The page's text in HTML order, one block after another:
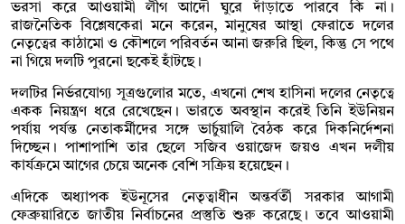
ভরসা করে আওয়ামী লীগ আদৌ ঘুরে দাঁড়াতে পারবে কি না।
রাজনৈতিক বিশ্লেষকেরা মনে করেন, মানুষের আস্থা ফেরাতে দলের
নেতৃত্বের কাঠামো ও কৌশলে পরিবর্তন আনা জরুরি ছিল, কিন্তু সে পথে
না গিয়ে দলটি পুরনো ছকেই হাঁটছে।
দলটির নির্ভরযোগ্য সূত্রগুলোর মতে, এখনো শেখ হাসিনা দলের নেতৃত্বে
একক নিয়ন্ত্রণ ধরে রেখেছেন। ভারতে অবস্থান করেই তিনি ইউনিয়ন
পর্যায় পর্যন্ত নেতাকর্মীদের সঙ্গে ভার্চুয়ালি বৈঠক করে দিকনির্দেশনা
দিচ্ছেন। পাশাপাশি তার ছেলে সজিব ওয়াজেদ জয়ও এখন দলীয়
কার্যক্রমে আগের চেয়ে অনেক বেশি সক্রিয় হয়েছেন।
এদিকে অধ্যাপক ইউনূসের নেতৃত্বাধীন অন্তর্বর্তী সরকার আগামী
ফেব্রুয়ারিতে জাতীয় নির্বাচনের প্রস্তুতি শুরু করেছে। তবে আওয়ামী